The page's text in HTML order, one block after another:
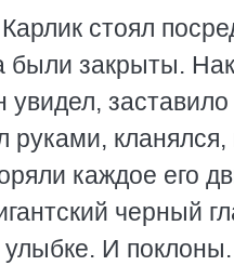
стоял
были закрыты.
увидел,
руками,
каждое его
черный
улыбке. И